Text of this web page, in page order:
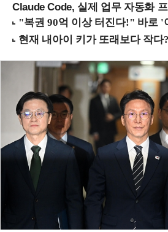
Claude Code, 실제 업무 자동화 프로젝트